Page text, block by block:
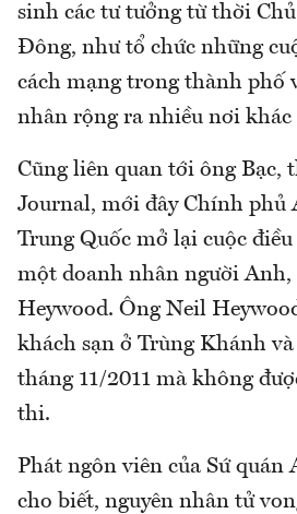
sinh các tư tưởng từ thời
Đông, như tổ chức những
cách mạng trong thành phố
nhân rộng ra nhiều nơi khác
Cũng liên quan tới ông Bạc,
Journal, mới đây Chính phủ
Trung Quốc mở lại cuộc
một doanh nhân người Anh,
Heywood. Ông Neil
khách sạn ở Trùng Khánh
tháng 11/2011 mà không
thi.
Phát ngôn viên của Sứ
cho biết, nguyên nhân tử